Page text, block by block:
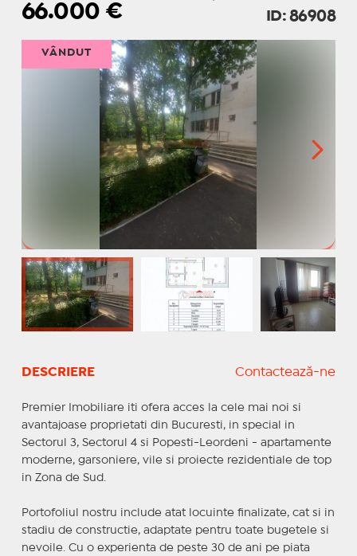
66.000€ ID: 86908
VÂNDUT
DESCRIERE Contactează-ne
Premier Imobiliare iti ofera acces la cele mai noi si
avantajoase proprietati din Bucuresti, in special in
Sectorul 3, Sectorul 4 si Popesti-Leordeni - apartamente
moderne, garsoniere, vile si proiecte rezidentiale de top
in Zona de Sud.
Portofoliul nostru include atat locuinte finalizate, cat si in
stadiu de constructie, adaptate pentru toate bugetele si
nevoile. Cu o experienta de peste 30 de ani pe piata